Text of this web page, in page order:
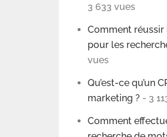
3 633 vues
Comment
pour les
vues
Qu’est-ce qu’un
marketing ? - 3
Comment